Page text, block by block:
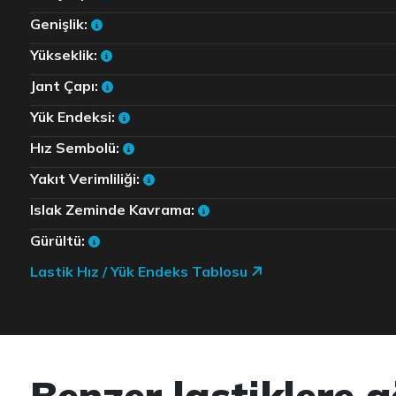
Genişlik:
Yükseklik:
Jant Çapı:
Yük Endeksi:
Hız Sembolü:
Yakıt Verimliliği:
Islak Zeminde Kavrama:
Gürültü:
Lastik Hız / Yük Endeks Tablosu